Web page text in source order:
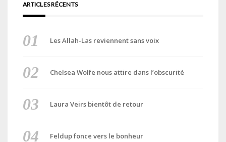
ARTICLES RÉCENTS
Les Allah-Las reviennent sans voix
Chelsea Wolfe nous attire dans l’obscurité
Laura Veirs bientôt de retour
Feldup fonce vers le bonheur